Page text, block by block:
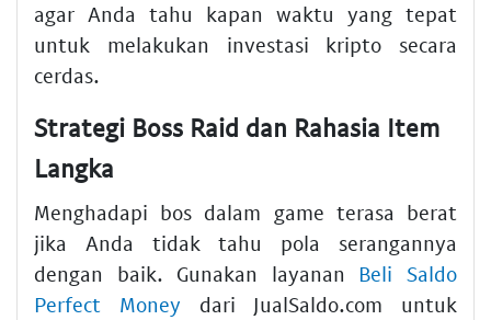
agar Anda tahu kapan waktu yang tepat
untuk melakukan investasi kripto secara
cerdas.
Strategi Boss Raid dan Rahasia Item
Langka
Menghadapi bos dalam game terasa berat
jika Anda tidak tahu pola serangannya
dengan baik. Gunakan layanan Beli Saldo
Perfect Money dari JualSaldo.com untuk